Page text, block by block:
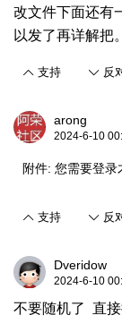
改文件下面还有
以发了再详解把。
支持 反
arong
2024-6-10
附件: 您需要登录
支持 反
Dveridow
2024-6-10
不要随机了 直